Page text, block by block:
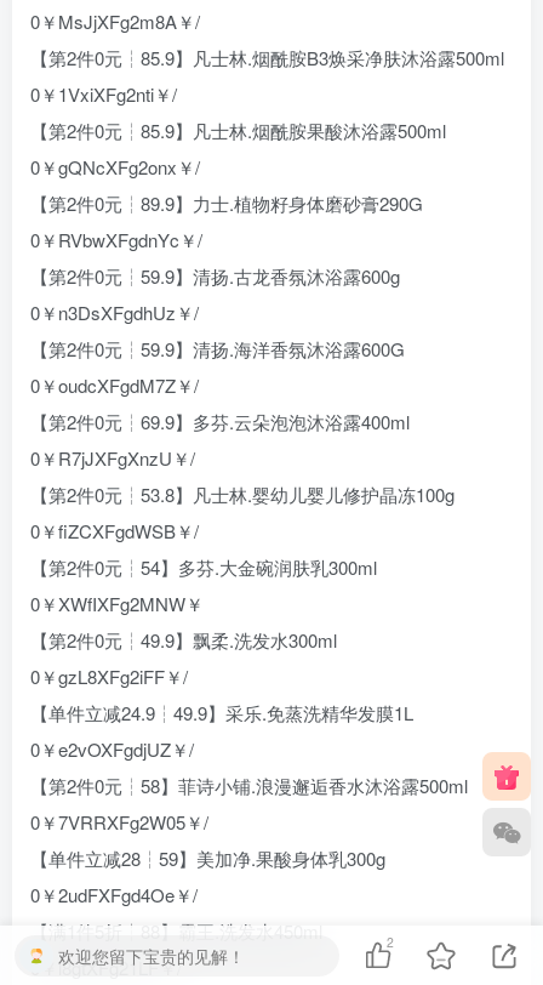
0￥MsJjXFg2m8A￥/
【第2件0元┆85.9】凡士林.烟酰胺B3焕采净肤沐浴露500ml
0￥1VxiXFg2nti￥/
【第2件0元┆85.9】凡士林.烟酰胺果酸沐浴露500ml
0￥gQNcXFg2onx￥/
【第2件0元┆89.9】力士.植物籽身体磨砂膏290G
0￥RVbwXFgdnYc￥/
【第2件0元┆59.9】清扬.古龙香氛沐浴露600g
0￥n3DsXFgdhUz￥/
【第2件0元┆59.9】清扬.海洋香氛沐浴露600G
0￥oudcXFgdM7Z￥/
【第2件0元┆69.9】多芬.云朵泡泡沐浴露400ml
0￥R7jJXFgXnzU￥/
【第2件0元┆53.8】凡士林.婴幼儿婴儿修护晶冻100g
0￥fiZCXFgdWSB￥/
【第2件0元┆54】多芬.大金碗润肤乳300ml
0￥XWfIXFg2MNW￥
【第2件0元┆49.9】飘柔.洗发水300ml
0￥gzL8XFg2iFF￥/
【单件立减24.9┆49.9】采乐.免蒸洗精华发膜1L
0￥e2vOXFgdjUZ￥/
【第2件0元┆58】菲诗小铺.浪漫邂逅香水沐浴露500ml
0￥7VRRXFg2W05￥/
【单件立减28┆59】美加净.果酸身体乳300g
0￥2udFXFgd4Oe￥/
【满1件5折┆88】霸王.洗发水450ml
0￥l8gtXFg21LF￥/
欢迎您留下宝贵的见解！
2